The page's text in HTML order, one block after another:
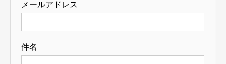
メールアドレス
件名